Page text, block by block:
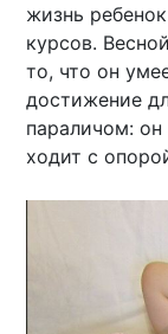
жизнь
курсов.
то, что он
достижение
параличом: он
ходит с